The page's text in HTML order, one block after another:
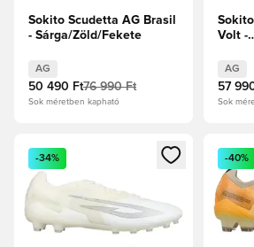
Sokito Scudetta AG Brasil
- Sárga/Zöld/Fekete
AG
50 490 Ft76 990 Ft
Sok méretben kapható
Volt -
AG
57
Sok
Megnyit egy modált a
-34% -40%